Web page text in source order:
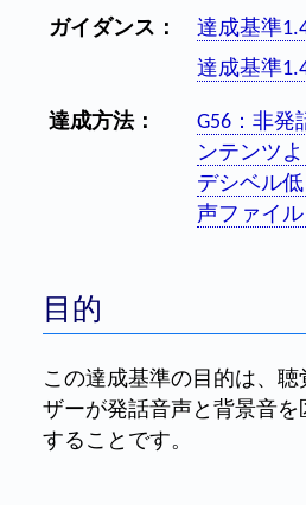
ガイダンス：
達成基準
達成基準
達成方法：
G56：非発
ンテンツ
デシベル
声ファイ
目的
この達成基準の目的は、
ザーが発話音声と背景音を
することです。